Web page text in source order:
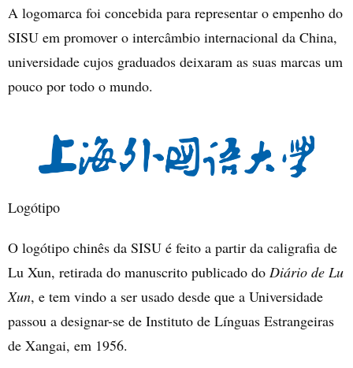
A logomarca foi concebida para representar o empenho do
SISU em promover o intercâmbio internacional da China,
universidade cujos graduados deixaram as suas marcas um
pouco por todo o mundo.
Logótipo
O logótipo chinês da SISU é feito a partir da caligrafia de
Lu Xun, retirada do manuscrito publicado do Diário de Lu
Xun, e tem vindo a ser usado desde que a Universidade
passou a designar-se de Instituto de Línguas Estrangeiras
de Xangai, em 1956.